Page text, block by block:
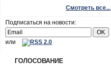
Смотреть все...
Подписаться на новости:
или
ГОЛОСОВАНИЕ